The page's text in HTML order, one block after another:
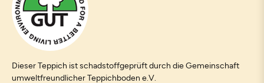
Dieser Teppich ist schadstoffgeprüft durch die Gemeinschaft
umweltfreundlicher Teppichboden e.V.